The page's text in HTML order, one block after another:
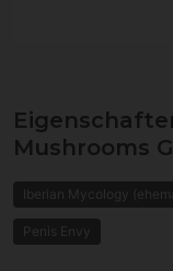
Mushrooms
Iberian Mycology
Penis Envy